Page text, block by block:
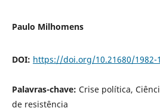
Paulo Milhomens
DOI: https://doi.org/10.21680/1982-
Palavras-chave: Crise política,
de resistência